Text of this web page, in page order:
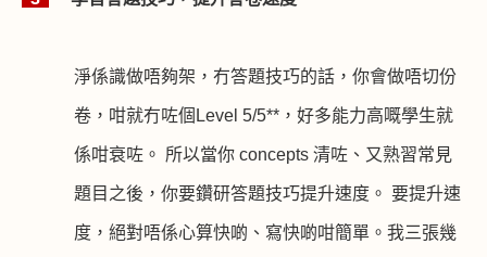
淨係識做唔夠架，冇答題技巧的話，你會做唔切份
卷，咁就冇咗個 Level 5/5** ，好多能力高嘅學生就
係咁衰咗。 所以當你 concepts 清咗、又熟習常見
題目之後，你要鑽研答題技巧提升速度。 要提升速
度，絕對唔係心算快啲、寫快啲咁簡單。我三張幾